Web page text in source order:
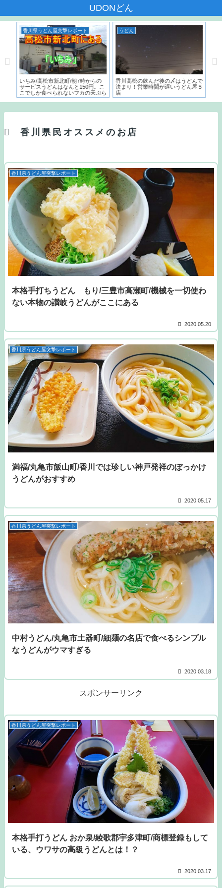
UDONどん
香川県うどん屋突撃レポート
いちみ/高松市新北町/朝7時からの
サービスうどんはなんと150円。こ
こでしか食べられないフカの天ぷら
とは？？
うどん
香川高松の飲んだ後の〆はうどんで
決まり！営業時間が遅いうどん屋５
店
香川県民オススメのお店
香川県うどん屋突撃レポート
本格手打ちうどん もり/三豊市高瀬町/機械を一切使わ
ない本物の讃岐うどんがここにある
2020.05.20
香川県うどん屋突撃レポート
満福/丸亀市飯山町/香川では珍しい神戸発祥のぼっかけ
うどんがおすすめ
2020.05.17
香川県うどん屋突撃レポート
中村うどん/丸亀市土器町/細麺の名店で食べるシンプル
なうどんがウマすぎる
2020.03.18
スポンサーリンク
香川県うどん屋突撃レポート
本格手打うどん おか泉/綾歌郡宇多津町/商標登録もして
いる、ウワサの高級うどんとは！？
2020.03.17